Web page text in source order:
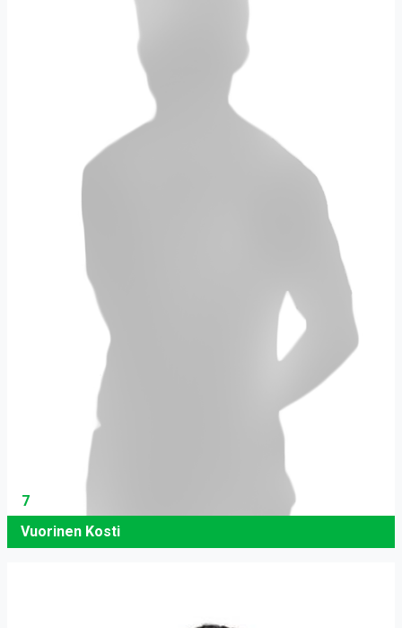
7
Vuorinen Kosti